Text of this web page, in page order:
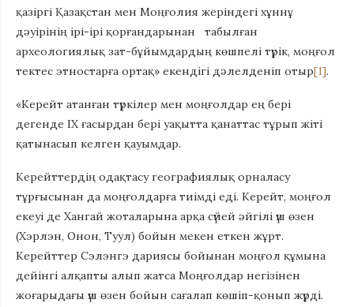
қазіргі Қазақстан мен Моңғолия жеріндегі хұннұ
дәуірінің ірі-ірі қорғандарынан табылған
археологиялық зат-бұйымдардың көшпелі түрік, моңғол
тектес этностарға ортақ» екендігі дәлелденіп отыр[1].
«Керейт атанған түркілер мен моңғолдар ең бері
дегенде ІХ ғасырдан бері уақытта қанаттас тұрып жіті
қатынасып келген қауымдар.
Керейттердің одақтасу географиялық орналасу
тұрғысынан да моңғолдарға тиімді еді. Керейт, моңғол
екеуі де Хангай жоталарына арқа сүйей әйгілі үш өзен
(Хэрлэн, Онон, Туул) бойын мекен еткен жұрт.
Керейттер Сэлэнгэ дариясы бойынан моңғол құмына
дейінгі алқапты алып жатса Моңғолдар негізінен
жоғарыдағы үш өзен бойын сағалап көшіп-қонып жүрді.